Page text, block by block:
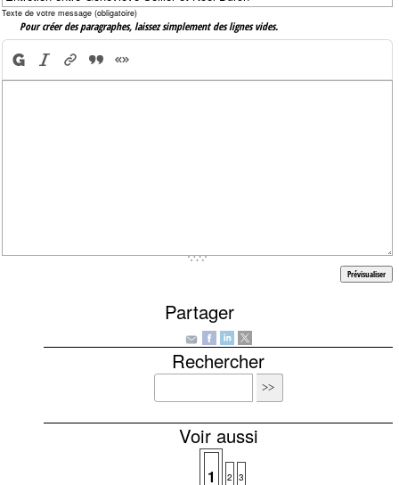
Texte de votre message (obligatoire)
Pour créer des paragraphes, laissez simplement des lignes vides.
Partager
Rechercher
Voir aussi
1 2 3